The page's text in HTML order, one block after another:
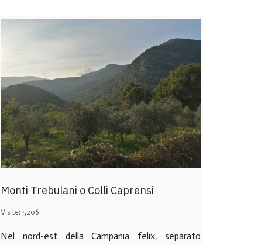
Monti Trebulani o Colli Caprensi
Visite: 5206
Nel nord-est della Campania felix, separato